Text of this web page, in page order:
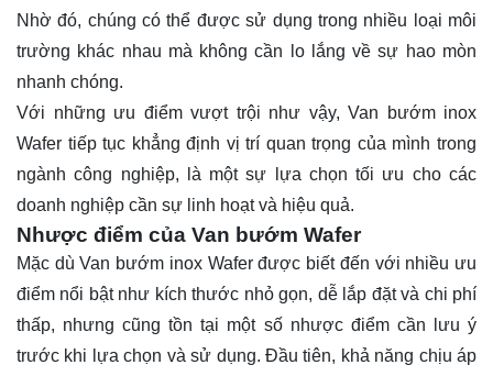
Nhờ đó, chúng có thể được sử dụng trong nhiều loại môi
trường khác nhau mà không cần lo lắng về sự hao mòn
nhanh chóng.
Với những ưu điểm vượt trội như vậy, Van bướm inox
Wafer tiếp tục khẳng định vị trí quan trọng của mình trong
ngành công nghiệp, là một sự lựa chọn tối ưu cho các
doanh nghiệp cần sự linh hoạt và hiệu quả.
Nhược điểm của Van bướm Wafer
Mặc dù Van bướm inox Wafer được biết đến với nhiều ưu
điểm nổi bật như kích thước nhỏ gọn, dễ lắp đặt và chi phí
thấp, nhưng cũng tồn tại một số nhược điểm cần lưu ý
trước khi lựa chọn và sử dụng. Đầu tiên, khả năng chịu áp